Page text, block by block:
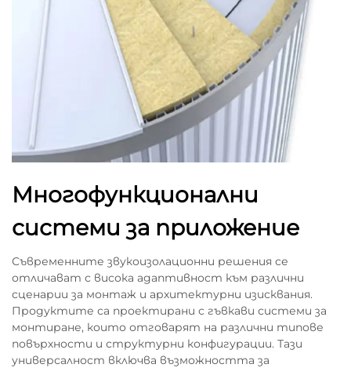
Многофункционални
системи за приложение
Съвременните звукоизолационни решения се
отличават с висока адаптивност към различни
сценарии за монтаж и архитектурни изисквания.
Продуктите са проектирани с гъвкави системи за
монтиране, които отговарят на различни типове
повърхности и структурни конфигурации. Тази
универсалност включва възможността за